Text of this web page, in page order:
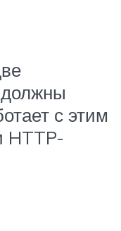
должны
с этим
HTTP-